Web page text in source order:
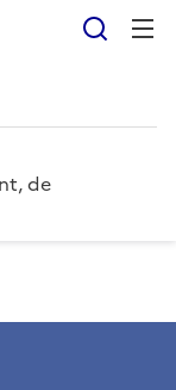
de